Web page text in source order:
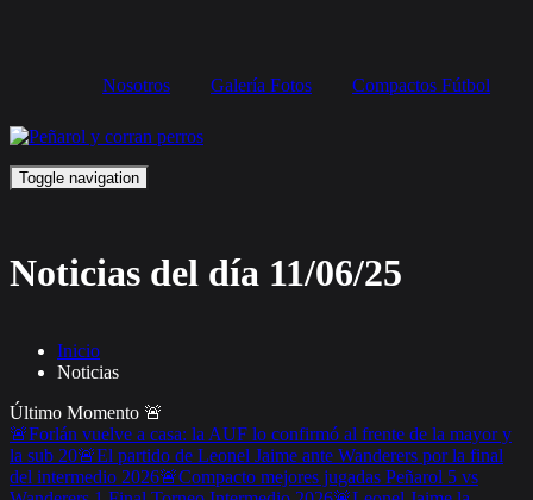
Nosotros Galería Fotos Compactos Fútbol
Toggle navigation
Noticias del día 11/06/25
Inicio
Noticias
Último Momento 🚨
🚨Forlán vuelve a casa: la AUF lo confirmó al frente de la mayor y
la sub 20🚨El partido de Leonel Jaime ante Wanderers por la final
del intermedio 2026🚨Compacto mejores jugadas Peñarol 5 vs